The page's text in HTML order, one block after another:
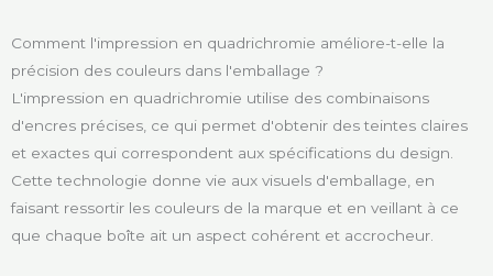
Comment l'impression en quadrichromie améliore-t-elle la
précision des couleurs dans l'emballage ?
L'impression en quadrichromie utilise des combinaisons
d'encres précises, ce qui permet d'obtenir des teintes claires
et exactes qui correspondent aux spécifications du design.
Cette technologie donne vie aux visuels d'emballage, en
faisant ressortir les couleurs de la marque et en veillant à ce
que chaque boîte ait un aspect cohérent et accrocheur.